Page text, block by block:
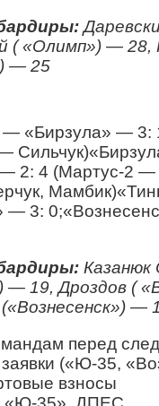
( «Олимп») — 28,
— 25
— «Бирзула» — 3:
2: 4 (Мартус-2 —
— 3:
Казанюк
19, Дроздов (
—
перед
(«Ю-35,
взносы